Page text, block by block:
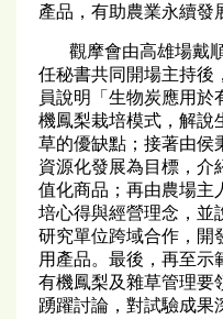
產品，有助農業永續發
觀摩會由高雄場戴順
任秘書共同開場主持後
員說明「生物炭應用
機鳳梨栽培模式，解說
草的優缺點；接著由侯
資源化發展為目標，介
值化商品；再由農場主
培心得與經營理念，並
研究單位跨域合作，開
用產品。最後，再至示
有機鳳梨及雜草管理要
踴躍討論，對試驗成果